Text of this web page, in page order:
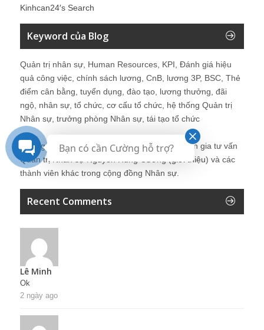
Kinhcan24′s Search
Keyword của Blog
Quản trị nhân sự, Human Resources, KPI, Đánh giá hiệu
quả công việc, chính sách lương, CnB, lương 3P, BSC, Thẻ
điểm cân bằng, tuyển dụng, đào tạo, lương thưởng, đãi
ngộ, nhân sự, tổ chức, cơ cấu tổ chức, hệ thống Quản trị
Nhân sự, trưởng phòng Nhân sự, tái tạo tổ chức
Những bài viết tại blog được chia sẻ bởi chuyên gia tư vấn
Quản trị Nhân sự Nguyễn Hùng Cường (
giới thiệu) và các
thành viên khác trong cộng đồng Nhân sự.
Recent Comments
Lê Minh
Ok
2 ngày ago
Bạn có cần Cường hỗ trợ?